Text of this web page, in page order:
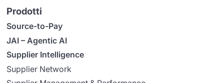
Prodotti
Source-to-Pay
JAI – Agentic AI
Supplier Intelligence
Supplier Network